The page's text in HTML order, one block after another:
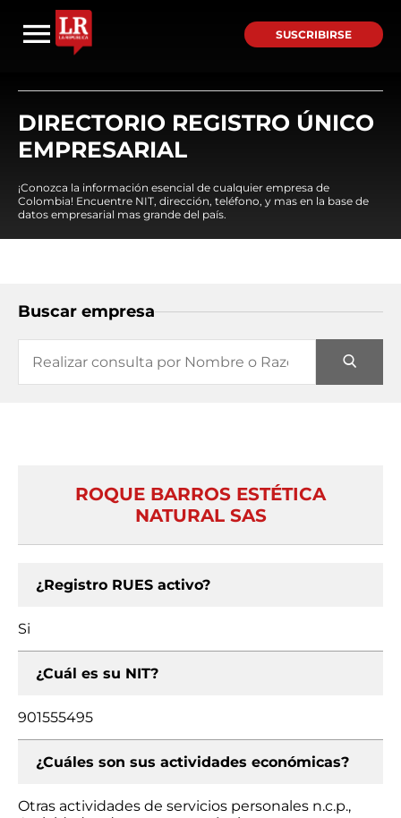
SUSCRIBIRSE
DIRECTORIO REGISTRO ÚNICO
EMPRESARIAL
¡Conozca la información esencial de cualquier empresa de
Colombia! Encuentre NIT, dirección, teléfono, y mas en la base de
datos empresarial mas grande del país.
Buscar empresa
ROQUE BARROS ESTÉTICA
NATURAL SAS
¿Registro RUES activo?
Si
¿Cuál es su NIT?
901555495
¿Cuáles son sus actividades económicas?
Otras actividades de servicios personales n.c.p.,